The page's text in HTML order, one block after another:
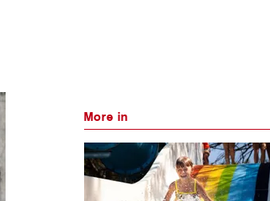
More in